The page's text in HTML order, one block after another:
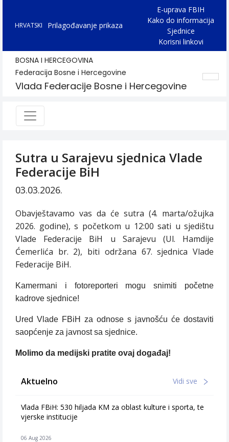
HRVATSKI Prilagođavanje prikaza
E-uprava FBIH
Kako do informacija
Sjednice
Korisni linkovi
BOSNA I HERCEGOVINA
Federacija Bosne i Hercegovine
Vlada Federacije Bosne i Hercegovine
Sutra u Sarajevu sjednica Vlade
Federacije BiH
03.03.2026.
Obavještavamo vas da će sutra (4. marta/ožujka
2026. godine), s početkom u 12:00 sati u sjedištu
Vlade Federacije BiH u Sarajevu (Ul. Hamdije
Ćemerlića br. 2), biti održana 67. sjednica Vlade
Federacije BiH.
Kamermani i fotoreporteri mogu snimiti početne
kadrove sjednice!
Ured Vlade FBiH za odnose s javnošću će dostaviti
saopćenje za javnost sa sjednice.
Molimo da medijski pratite ovaj događaj!
Aktuelno Vidi sve
Vlada FBiH: 530 hiljada KM za oblast kulture i sporta, te
vjerske institucije
06 Aug 2026